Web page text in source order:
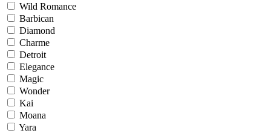
Wild Romance
Barbican
Diamond
Charme
Detroit
Elegance
Magic
Wonder
Kai
Moana
Yara